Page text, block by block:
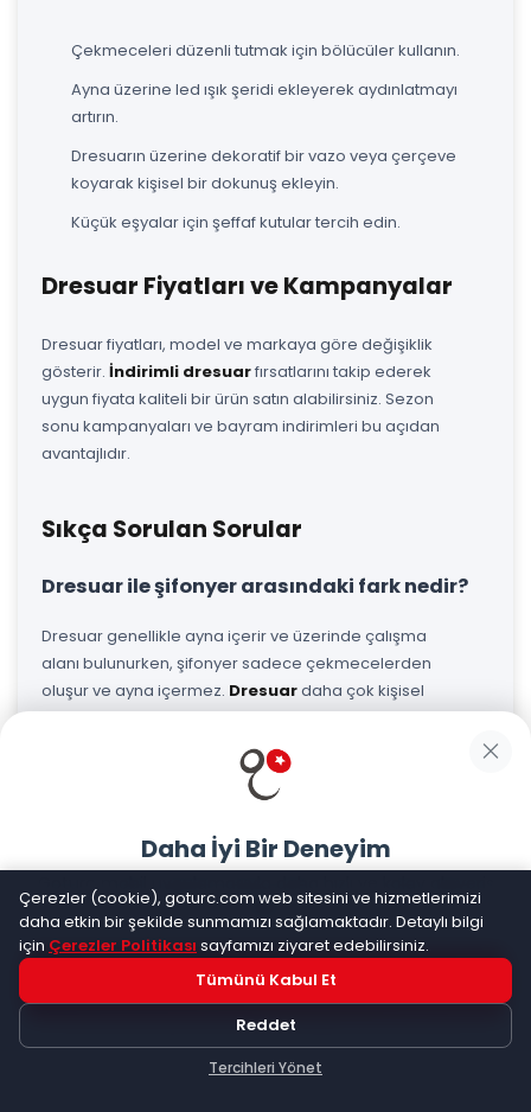
Çekmeceleri düzenli tutmak için bölücüler kullanın.
Ayna üzerine led ışık şeridi ekleyerek aydınlatmayı
artırın.
Dresuarın üzerine dekoratif bir vazo veya çerçeve
koyarak kişisel bir dokunuş ekleyin.
Küçük eşyalar için şeffaf kutular tercih edin.
Dresuar Fiyatları ve Kampanyalar
Dresuar fiyatları, model ve markaya göre değişiklik
gösterir. İndirimli dresuarfırsatlarını takip ederek
uygun fiyata kaliteli bir ürün satın alabilirsiniz. Sezon
sonu kampanyaları ve bayram indirimleri bu açıdan
avantajlıdır.
Sıkça Sorulan Sorular
Dresuar ile şifonyer arasındaki fark nedir?
Dresuar genellikle ayna içerir ve üzerinde çalışma
alanı bulunurken, şifonyer sadece çekmecelerden
oluşur ve ayna içermez. Dresuardaha çok kişisel
bakım için kullanılır.
Dresuar nereye konur?
Dresuar genellikle yatak odasında, pencerenin yanına
veya odanın uygun bir köşesine yerleştirilir. Doğal ışık
alan bir konum idealdir.
Dresuar temizliği nasıl yapılır?
Toz almak için yumuşak bir bez kullanın. Ahşap
yüzeyler için nemli bez yeterlidir. Ayna temizliğinde
cam temizleyici kullanabilirsiniz.
Daha İyi Bir Deneyim
Goturc mobil uygulamasıyla daha hızlı ve kolay alışveriş
yapın
Hemen Dene!
Uygulama yüklüyse açılacak, değilseGoogle Play'e
yönlendirileceksiniz
Çerezler (cookie), goturc.com web sitesini ve hizmetlerimizi
daha etkin bir şekilde sunmamızı sağlamaktadır. Detaylı bilgi
için Çerezler Politikası sayfamızı ziyaret edebilirsiniz.
Tümünü Kabul Et
Reddet
Tercihleri Yönet